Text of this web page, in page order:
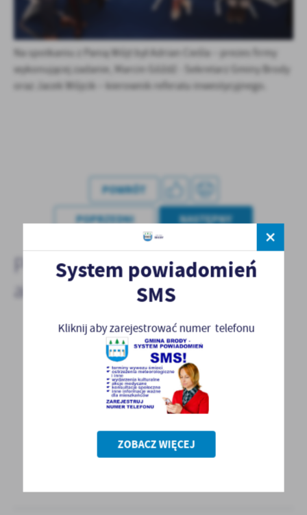
treści w postaci wiadomości, ofert, komunikatów mediów
Na spotkaniu z Panią Wójt był Adrian Cieśla – prezes firmy
wykonującej zadanie, Marcin Góźdź - Sekretarz Gminy Brody
oraz Jacek Wójcik – kierownik referatu inwestycyjnego.
POWRÓT
POPRZEDNI NASTĘPNY
Pozostałe
aktualności
Będą przebudowy dróg w Lipiu i Adamowie
W dniu 30 maja 2023 r. została zawarta umowa
przez Powiat Starachowicki pod
przewodnictwem Starosty...
System powiadomień
SMS
Kliknij aby zarejestrować numer telefonu
ZOBACZ WIĘCEJ